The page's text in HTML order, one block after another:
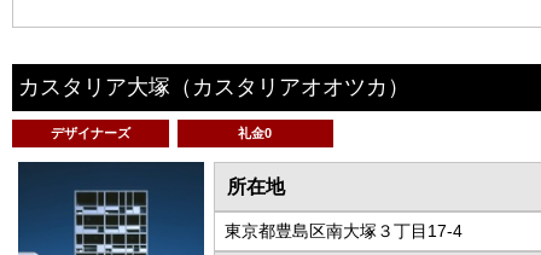
カスタリア大塚 （カスタリアオオツカ）
デザイナーズ 礼金0
所在地
東京都豊島区南大塚３丁目17-4